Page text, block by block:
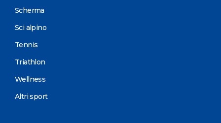
Scherma
Sci alpino
Tennis
Triathlon
Wellness
Altri sport